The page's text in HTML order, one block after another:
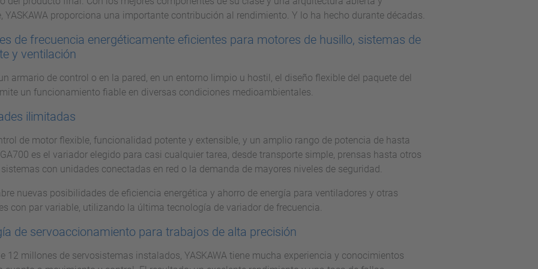
YASKAWA proporciona una importante contribución al rendimiento. Y lo ha hecho durante décadas.
de frecuencia energéticamente eficientes para motores de husillo, sistemas de
y ventilación
armario de control o en la pared, en un entorno limpio u hostil, el diseño flexible del paquete del
un funcionamiento fiable en diversas condiciones medioambientales.
ilimitadas
de motor flexible, funcionalidad potente y extensible, y un amplio rango de potencia de hasta
es el variador elegido para casi cualquier tarea, desde transporte simple, prensas hasta otros
con unidades conectadas en red o la demanda de mayores niveles de seguridad.
nuevas posibilidades de eficiencia energética y ahorro de energía para ventiladores y otras
con par variable, utilizando la última tecnología de variador de frecuencia.
de servoaccionamiento para trabajos de alta precisión
12 millones de servosistemas instalados, YASKAWA tiene mucha experiencia y conocimientos